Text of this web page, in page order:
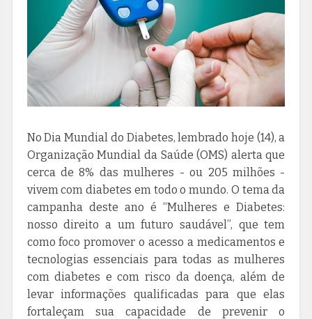
No Dia Mundial do Diabetes, lembrado hoje (14), a
Organização Mundial da Saúde (OMS) alerta que
cerca de 8% das mulheres - ou 205 milhões -
vivem com diabetes em todo o mundo. O tema da
campanha deste ano é “Mulheres e Diabetes:
nosso direito a um futuro saudável”, que tem
como foco promover o acesso a medicamentos e
tecnologias essenciais para todas as mulheres
com diabetes e com risco da doença, além de
levar informações qualificadas para que elas
fortaleçam sua capacidade de prevenir o